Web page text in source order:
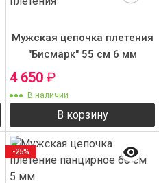
Мужская цепочка плетения
"Бисмарк" 55 см 6 мм
4 650 ₽
В наличии
В корзину
-25%